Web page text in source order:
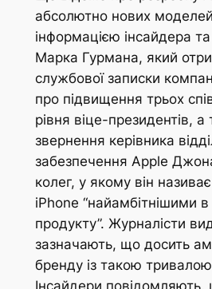
абсолютно нових
інформацією інсайдера
Марка Гурмана, який
службової записки
про підвищення трьох
рівня віце-президентів, а
звернення керівника
забезпечення Apple
колег, у якому він
iPhone “найамбітнішими в
продукту”. Журналісти
зазначають, що досить
бренду із такою тривалою